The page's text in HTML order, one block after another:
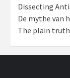
Dissecting
De mythe van
The plain